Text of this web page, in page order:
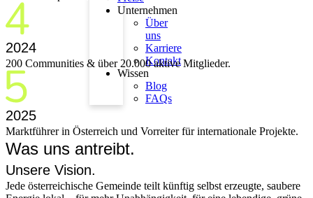
Unternehmen
Über
uns
Karriere
Kontakt
Wissen
Blog
FAQs
2024
200 Communities & über 20.000 aktive Mitglieder.
2025
Marktführer in Österreich und Vorreiter für internationale Projekte.
Was uns antreibt.
Unsere Vision.
Jede österreichische Gemeinde teilt künftig selbst erzeugte, saubere